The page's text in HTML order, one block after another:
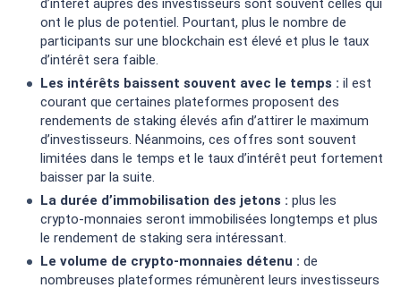
d’intérêt auprès des investisseurs sont souvent celles qui
ont le plus de potentiel. Pourtant, plus le nombre de
participants sur une blockchain est élevé et plus le taux
d’intérêt sera faible.
Les intérêts baissent souvent avec le temps : il est
courant que certaines plateformes proposent des
rendements de staking élevés afin d’attirer le maximum
d’investisseurs. Néanmoins, ces offres sont souvent
limitées dans le temps et le taux d’intérêt peut fortement
baisser par la suite.
La durée d’immobilisation des jetons : plus les
crypto-monnaies seront immobilisées longtemps et plus
le rendement de staking sera intéressant.
Le volume de crypto-monnaies détenu : de
nombreuses plateformes rémunèrent leurs investisseurs